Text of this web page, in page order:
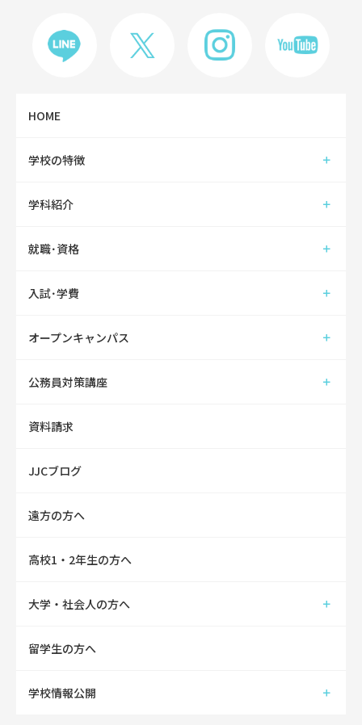
HOME
学校の特徴
学科紹介
就職･資格
入試･学費
オープンキャンパス
公務員対策講座
資料請求
JJCブログ
遠方の方へ
高校1・2年生の方へ
大学・社会人の方へ
留学生の方へ
学校情報公開